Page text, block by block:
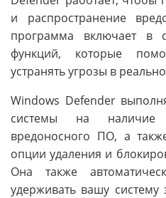
и распространение
программа включает в
функций, которые
устранять угрозы в
Windows Defender
системы на
вредоносного ПО, а
опции удаления и
Она также
удерживать вашу